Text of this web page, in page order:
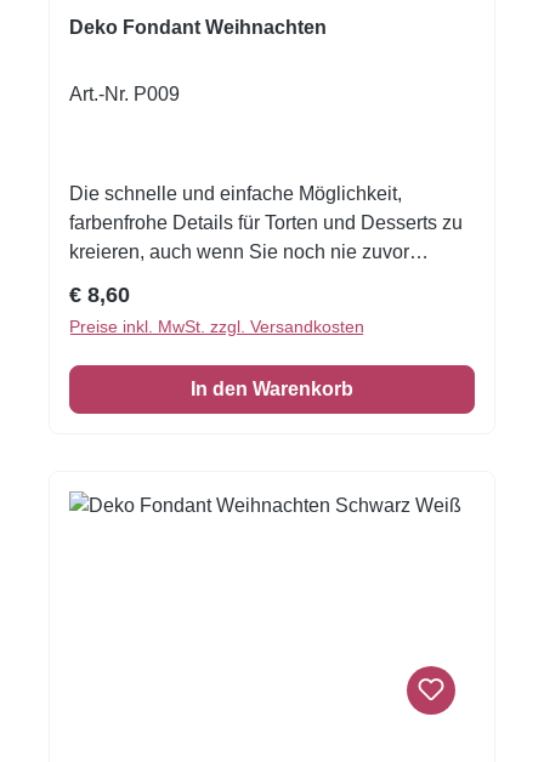
Deko Fondant Weihnachten
Art.-Nr. P009
Die schnelle und einfache Möglichkeit,
farbenfrohe Details für Torten und Desserts zu
kreieren, auch wenn Sie noch nie zuvor
schneiden oder stanzen Sie jede beliebige
Form - keine Vorbereitung. Fondantfolie hat
einen leichten, süßen Geschmack. Auch das
Einschlagen von Keksen oder Kuchen ist
Regulärer Preis:
€ 8,60
Preise inkl. MwSt. zzgl. Versandkosten
In den Warenkorb